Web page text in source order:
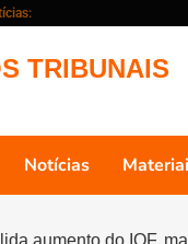
TRIBUNAIS
Notícias
aumento do IOF,